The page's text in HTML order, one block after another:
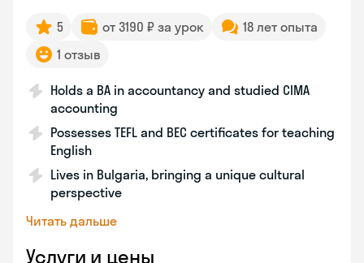
5 от 3190 ₽ за урок
18 лет опыта
1 отзыв
Holds a BA in accountancy and studied CIMA
accounting
Possesses TEFL and BEC certificates for teaching
English
Lives in Bulgaria, bringing a unique cultural
perspective
Читать дальше
Услуги и цены